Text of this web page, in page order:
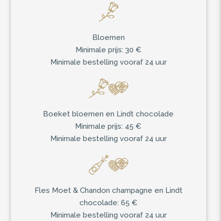
Bloemen
Minimale prijs: 30 €
Minimale bestelling vooraf 24 uur
Boeket bloemen en Lindt chocolade
Minimale prijs: 45 €
Minimale bestelling vooraf 24 uur
Fles Moet & Chandon champagne en Lindt
chocolade: 65 €
Minimale bestelling vooraf 24 uur